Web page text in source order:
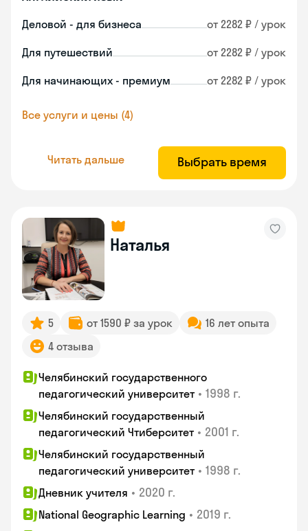
Деловой - для бизнеса от 2282 ₽ / урок
Для путешествий от 2282 ₽ / урок
Для начинающих - премиум от 2282 ₽ / урок
Все услуги и цены (4)
Читать дальше Выбрать время
Наталья
5 от 1590 ₽ за урок
16 лет опыта
4 отзыва
Челябинский государственного
педагогический университет • 1998 г.
Челябинский государственный
педагогический Чтиберситет • 2001 г.
Челябинский государственный
педагогический университет • 1998 г.
Дневник учителя • 2020 г.
National Geographic Learning • 2019 г.